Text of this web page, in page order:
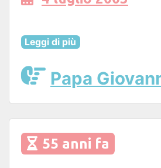
Leggi di più
Papa
55 anni fa